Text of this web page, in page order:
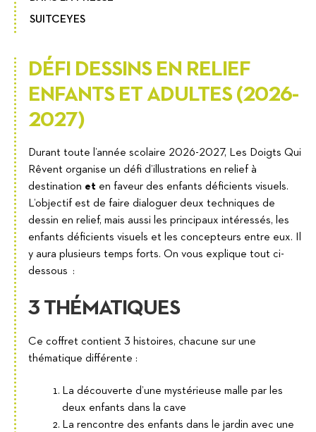
SUITCEYES
DÉFI DESSINS EN RELIEF
ENFANTS ET ADULTES (2026-
2027)
Durant toute l’année scolaire 2026-2027, Les Doigts Qui
Rêvent organise un défi d’illustrations en relief à
destination et en faveur des enfants déficients visuels.
L’objectif est de faire dialoguer deux techniques de
dessin en relief, mais aussi les principaux intéressés, les
enfants déficients visuels et les concepteurs entre eux. Il
y aura plusieurs temps forts. On vous explique tout ci-
dessous :
3 THÉMATIQUES
Ce coffret contient 3 histoires, chacune sur une
thématique différente :
La découverte d’une mystérieuse malle par les
deux enfants dans la cave
La rencontre des enfants dans le jardin avec une